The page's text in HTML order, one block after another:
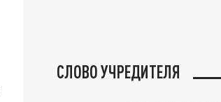
СЛОВО УЧРЕДИТЕЛЯ